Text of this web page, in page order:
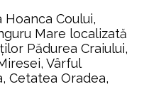
Coului,
Mare localizată
Pădurea Craiului,
Vârful
Cetatea Oradea,